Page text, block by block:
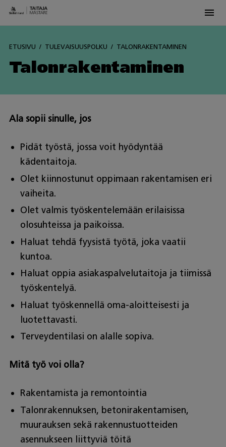
ETUSIVU TULEVAISUUSPOLKU TALONRAKENTAMINEN
Talonrakentaminen
Ala sopii sinulle, jos
Pidät työstä, jossa voit hyödyntää
kädentaitoja.
Olet kiinnostunut oppimaan rakentamisen eri
vaiheita.
Olet valmis työskentelemään erilaisissa
olosuhteissa ja paikoissa.
Haluat tehdä fyysistä työtä, joka vaatii
kuntoa.
Haluat oppia asiakaspalvelutaitoja ja tiimissä
työskentelyä.
Haluat työskennellä oma-aloitteisesti ja
luotettavasti.
Terveydentilasi on alalle sopiva.
Mitä työ voi olla?
Rakentamista ja remontointia
Talonrakennuksen, betonirakentamisen,
muurauksen sekä rakennustuotteiden
asennukseen liittyviä töitä